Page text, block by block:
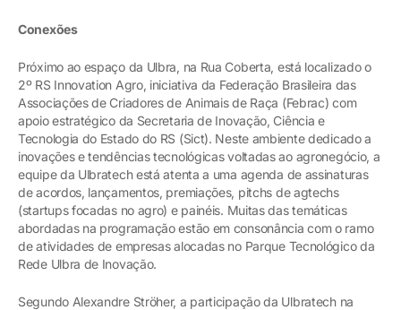
Conexões
Próximo ao espaço da Ulbra, na Rua Coberta, está localizado o
2º RS Innovation Agro, iniciativa da Federação Brasileira das
Associações de Criadores de Animais de Raça (Febrac) com
apoio estratégico da Secretaria de Inovação, Ciência e
Tecnologia do Estado do RS (Sict). Neste ambiente dedicado a
inovações e tendências tecnológicas voltadas ao agronegócio, a
equipe da Ulbratech está atenta a uma agenda de assinaturas
de acordos, lançamentos, premiações, pitchs de agtechs
(startups focadas no agro) e painéis. Muitas das temáticas
abordadas na programação estão em consonância com o ramo
de atividades de empresas alocadas no Parque Tecnológico da
Rede Ulbra de Inovação.
Segundo Alexandre Ströher, a participação da Ulbratech na